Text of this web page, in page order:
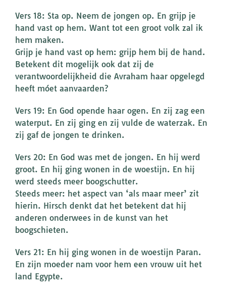
Vers 18: Sta op. Neem de jongen op. En grijp je
hand vast op hem. Want tot een groot volk zal ik
hem maken.
Grijp je hand vast op hem: grijp hem bij de hand.
Betekent dit mogelijk ook dat zij de
verantwoordelijkheid die Avraham haar opgelegd
heeft móet aanvaarden?
Vers 19: En God opende haar ogen. En zij zag een
waterput. En zij ging en zij vulde de waterzak. En
zij gaf de jongen te drinken.
Vers 20: En God was met de jongen. En hij werd
groot. En hij ging wonen in de woestijn. En hij
werd steeds meer boogschutter.
Steeds meer: het aspect van ‘als maar meer’ zit
hierin. Hirsch denkt dat het betekent dat hij
anderen onderwees in de kunst van het
boogschieten.
Vers 21: En hij ging wonen in de woestijn Paran.
En zijn moeder nam voor hem een vrouw uit het
land Egypte.